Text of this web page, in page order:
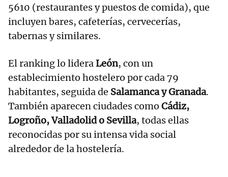
5610 (restaurantes y puestos de comida), que
incluyen bares, cafeterías, cervecerías,
tabernas y similares.
El ranking lo lideraLeón, con un
establecimiento hostelero por cada 79
habitantes, seguida de Salamanca y Granada.
También aparecen ciudades como Cádiz,
Logroño, Valladolid o Sevilla, todas ellas
reconocidas por su intensa vida social
alrededor de la hostelería.